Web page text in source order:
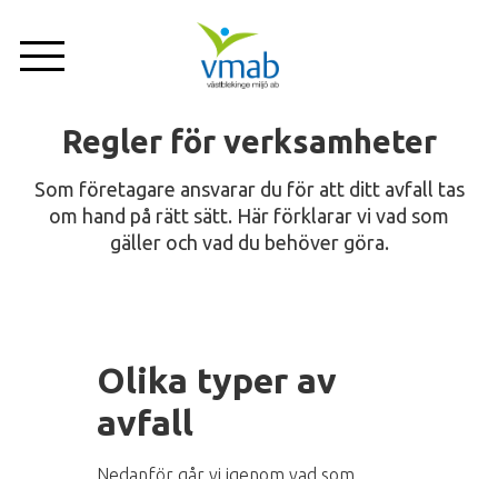
huvudinnehåll
Privat Företag Om oss
Nyheter
Sortering
Regler för verksamheter
Som företagare ansvarar du för att ditt avfall tas
om hand på rätt sätt. Här förklarar vi vad som
gäller och vad du behöver göra.
Olika typer av
avfall
Nedanför går vi igenom vad som